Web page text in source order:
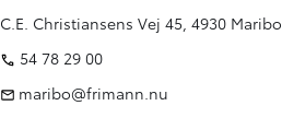
C.E. Christiansens Vej 45, 4930 Maribo
54 78 29 00
maribo@frimann.nu